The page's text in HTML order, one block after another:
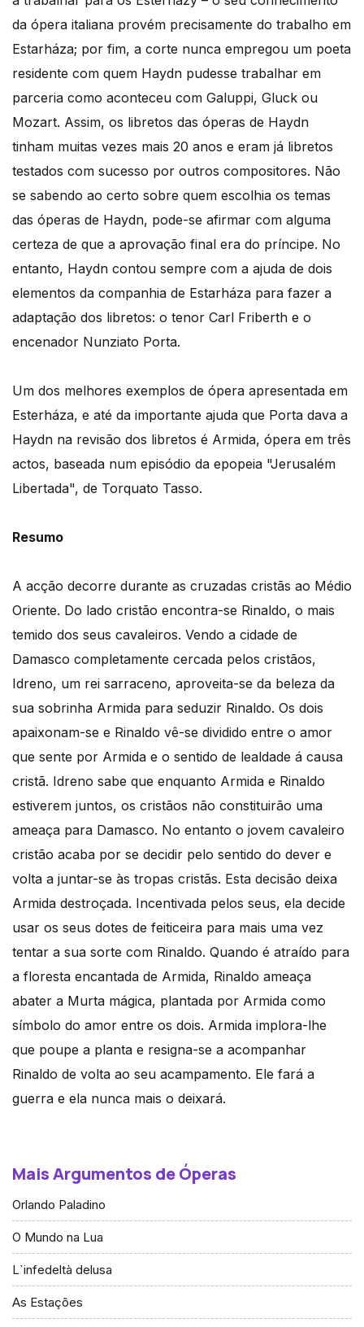
da ópera italiana provém precisamente do trabalho em
Estarháza; por fim, a corte nunca empregou um poeta
residente com quem Haydn pudesse trabalhar em
parceria como aconteceu com Galuppi, Gluck ou
Mozart. Assim, os libretos das óperas de Haydn
tinham muitas vezes mais 20 anos e eram já libretos
testados com sucesso por outros compositores. Não
se sabendo ao certo sobre quem escolhia os temas
das óperas de Haydn, pode-se afirmar com alguma
certeza de que a aprovação final era do príncipe. No
entanto, Haydn contou sempre com a ajuda de dois
elementos da companhia de Estarháza para fazer a
adaptação dos libretos: o tenor Carl Friberth e o
encenador Nunziato Porta.
Um dos melhores exemplos de ópera apresentada em
Esterháza, e até da importante ajuda que Porta dava a
Haydn na revisão dos libretos é Armida, ópera em três
actos, baseada num episódio da epopeia "Jerusalém
Libertada", de Torquato Tasso.
Resumo
A acção decorre durante as cruzadas cristãs ao Médio
Oriente. Do lado cristão encontra-se Rinaldo, o mais
temido dos seus cavaleiros. Vendo a cidade de
Damasco completamente cercada pelos cristãos,
Idreno, um rei sarraceno, aproveita-se da beleza da
sua sobrinha Armida para seduzir Rinaldo. Os dois
apaixonam-se e Rinaldo vê-se dividido entre o amor
que sente por Armida e o sentido de lealdade á causa
cristã. Idreno sabe que enquanto Armida e Rinaldo
estiverem juntos, os cristãos não constituirão uma
ameaça para Damasco. No entanto o jovem cavaleiro
cristão acaba por se decidir pelo sentido do dever e
volta a juntar-se às tropas cristãs. Esta decisão deixa
Armida destroçada. Incentivada pelos seus, ela decide
usar os seus dotes de feiticeira para mais uma vez
tentar a sua sorte com Rinaldo. Quando é atraído para
a floresta encantada de Armida, Rinaldo ameaça
abater a Murta mágica, plantada por Armida como
símbolo do amor entre os dois. Armida implora-lhe
que poupe a planta e resigna-se a acompanhar
Rinaldo de volta ao seu acampamento. Ele fará a
guerra e ela nunca mais o deixará.
Mais Argumentos de Óperas
Orlando Paladino
O Mundo na Lua
L`infedeltà delusa
As Estações